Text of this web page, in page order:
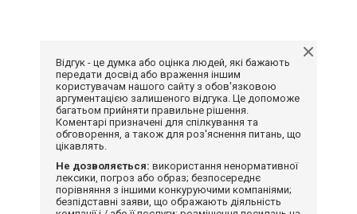
Відгук - це думка або оцінка людей, які бажають
передати досвід або враження іншим
користувачам нашого сайту з обов'язковою
аргументацією залишеного відгука. Це допоможе
багатьом прийняти правильне рішення.
Коментарі призначені для спілкування та
обговорення, а також для роз'яснення питань, що
цікавлять.
Не дозволяється: використання ненормативної
лексики, погроз або образ; безпосереднє
порівняння з іншими конкуруючими компаніями;
безпідставні заяви, що ображають діяльність